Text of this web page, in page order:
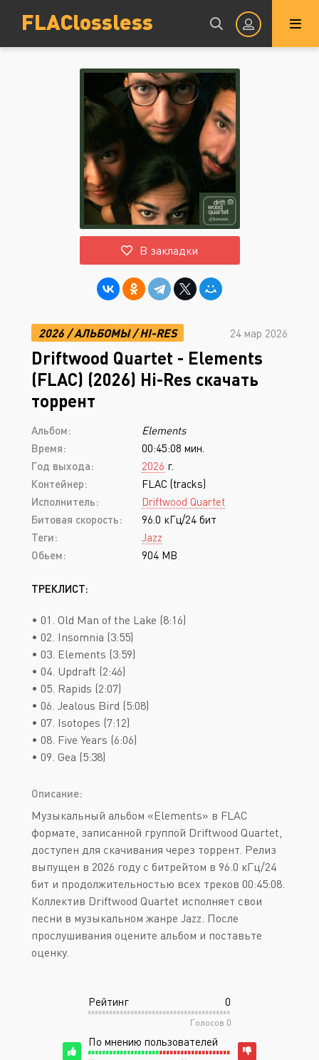
FLAClossless
Запомнить
ВОЙТИ НА САЙТ
Восстановить пароль
Или войти через
В закладки
2026 /АЛЬБОМЫ/HI-RES 24 мар 2026
Driftwood Quartet - Elements
(FLAC) (2026) Hi-Res скачать
торрент
Альбом:
Elements
Время:
00:45:08 мин.
Год выхода:
2026 г.
Контейнер:
FLAC (tracks)
Исполнитель:
Driftwood Quartet
Битовая скорость:
96.0 кГц/24 бит
Теги:
Jazz
Обьем:
904 MB
ТРЕКЛИСТ:
• 01. Old Man of the Lake (8:16)
• 02. Insomnia (3:55)
• 03. Elements (3:59)
• 04. Updraft (2:46)
• 05. Rapids (2:07)
• 06. Jealous Bird (5:08)
• 07. Isotopes (7:12)
• 08. Five Years (6:06)
• 09. Gea (5:38)
Описание:
Музыкальный альбом «Elements» в FLAC
формате, записанной группой Driftwood Quartet,
доступен для скачивания через торрент. Релиз
выпущен в 2026 году с битрейтом в 96.0 кГц/24
бит и продолжительностью всех треков 00:45:08.
Коллектив Driftwood Quartet исполняет свои
песни в музыкальном жанре Jazz. После
прослушивания оцените альбом и поставьте
оценку.
Рейтинг 0
Голосов 0
По мнению пользователей